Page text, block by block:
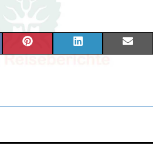
T K I